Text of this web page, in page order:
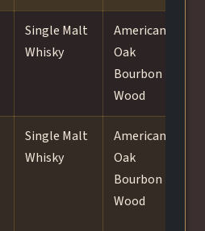
Single Malt
Whisky
American
Oak
Bourbon
Wood
Single Malt
Whisky
American
Oak
Bourbon
Wood